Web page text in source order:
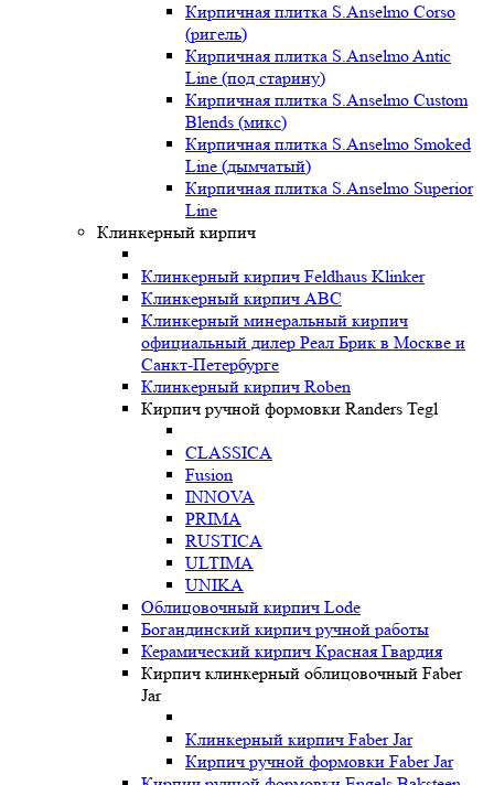
Кирпичная плитка S.Anselmo Corso
(ригель)
Кирпичная плитка S.Anselmo Antic
Line (под старину)
Кирпичная плитка S.Anselmo Custom
Blends (микс)
Кирпичная плитка S.Anselmo Smoked
Line (дымчатый)
Кирпичная плитка S.Anselmo Superior
Line
Клинкерный кирпич
Клинкерный кирпич Feldhaus Klinker
Клинкерный кирпич ABC
Клинкерный минеральный кирпич
официальный дилер Реал Брик в Москве и
Санкт-Петербурге
Клинкерный кирпич Roben
Кирпич ручной формовки Randers Tegl
CLASSICA
Fusion
INNOVA
PRIMA
RUSTICA
ULTIMA
UNIKA
Oблицовочный кирпич Lode
Богандинский кирпич ручной работы
Керамический кирпич Красная Гвардия
Кирпич клинкерный облицовочный Faber
Jar
Клинкерный кирпич Faber Jar
Кирпич ручной формовки Faber Jar